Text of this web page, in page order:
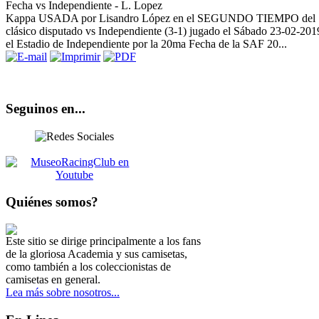
Kappa USADA por Lisandro López en el SEGUNDO TIEMPO del
clásico disputado vs Independiente (3-1) jugado el Sábado 23-02-
el Estadio de Independiente por la 20ma Fecha de la SAF 20...
Seguinos en...
Quiénes somos?
Este sitio se dirige principalmente a los fans
de la gloriosa Academia y sus camisetas,
como también a los coleccionistas de
camisetas en general.
Lea más sobre nosotros...